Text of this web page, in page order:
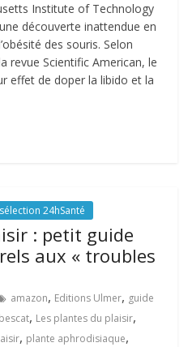
Institute of Technology
découverte inattendue en
des souris. Selon
revue Scientific American, le
effet de doper la libido et la
24hSanté
: petit guide
aux « troubles
amazon, Editions Ulmer, guide
, Les plantes du plaisir,
, plante aphrodisiaque,